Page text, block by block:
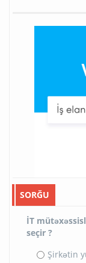
SORĞU
İT
seçir ?
Şirkətin